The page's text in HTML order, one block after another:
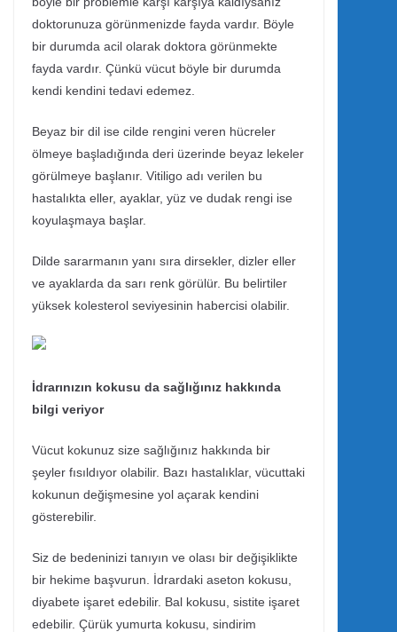
doktorunuza görünmenizde fayda vardır. Böyle
bir durumda acil olarak doktora görünmekte
fayda vardır. Çünkü vücut böyle bir durumda
kendi kendini tedavi edemez.
Beyaz bir dil ise cilde rengini veren hücreler
ölmeye başladığında deri üzerinde beyaz lekeler
görülmeye başlanır. Vitiligo adı verilen bu
hastalıkta eller, ayaklar, yüz ve dudak rengi ise
koyulaşmaya başlar.
Dilde sararmanın yanı sıra dirsekler, dizler eller
ve ayaklarda da sarı renk görülür. Bu belirtiler
yüksek kolesterol seviyesinin habercisi olabilir.
İdrarınızın kokusu da sağlığınız hakkında
bilgi veriyor
Vücut kokunuz size sağlığınız hakkında bir
şeyler fısıldıyor olabilir. Bazı hastalıklar, vücuttaki
kokunun değişmesine yol açarak kendini
gösterebilir.
Siz de bedeninizi tanıyın ve olası bir değişiklikte
bir hekime başvurun. İdrardaki aseton kokusu,
diyabete işaret edebilir. Bal kokusu, sistite işaret
edebilir. Çürük yumurta kokusu, sindirim